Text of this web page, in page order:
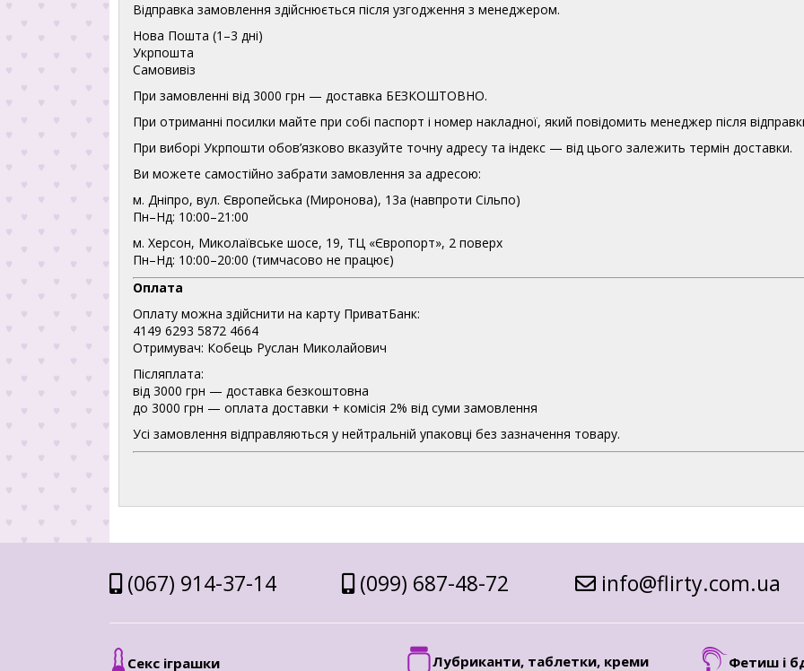
Відправка замовлення здійснюється після узгодження з менеджером.
Нова Пошта (1–3 дні)
Укрпошта
Самовивіз
При замовленні від 3000 грн — доставка БЕЗКОШТОВНО.
При отриманні посилки майте при собі паспорт і номер накладної, який повідомить менеджер після
При виборі Укрпошти обов’язково вказуйте точну адресу та індекс — від цього залежить термін доставки.
Ви можете самостійно забрати замовлення за адресою:
м. Дніпро, вул. Європейська (Миронова), 13а (навпроти Сільпо)
Пн–Нд: 10:00–21:00
м. Херсон, Миколаївське шосе, 19, ТЦ «Європорт», 2 поверх
Пн–Нд: 10:00–20:00 (тимчасово не працює)
Оплата
Оплату можна здійснити на карту ПриватБанк:
4149 6293 5872 4664
Отримувач: Кобець Руслан Миколайович
Післяплата:
від 3000 грн — доставка безкоштовна
до 3000 грн — оплата доставки + комісія 2% від суми замовлення
Усі замовлення відправляються у нейтральній упаковці без зазначення товару.
(067) 914-37-14 (099) 687-48-72 info@flirty.com.ua
Секс іграшки Лубриканти, таблетки, креми Фетиш і